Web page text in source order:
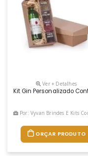
Ver + Detalhes
Kit Gin Personalizado
Por: Vyvan Brindes E Kits
ORÇAR PRODUTO